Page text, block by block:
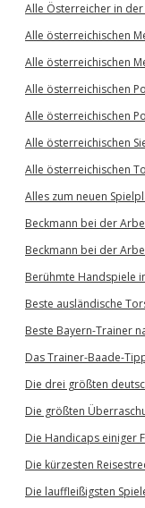
Alle Österreicher in
Alle österreichischen
Alle österreichischen
Alle österreichischen
Alle österreichischen
Alle österreichischen
Alle österreichischen
Alles zum neuen
Beckmann bei der
Beckmann bei der
Berühmte Handspiele
Beste ausländische
Beste Bayern-Trainer
Das Trainer-Baade-
Die drei größten
Die größten
Die Handicaps einiger
Die kürzesten
Die lauffleißigsten